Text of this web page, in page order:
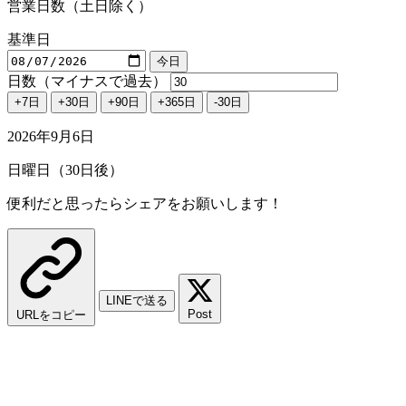
営業日数（土日除く）
基準日
今日
日数（マイナスで過去）
+7日 +30日 +90日 +365日 -30日
2026年9月6日
日曜日（30日後）
便利だと思ったらシェアをお願いします！
URLをコピー
LINEで送る
Post